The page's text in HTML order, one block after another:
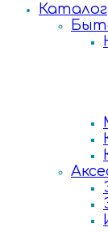
Каталог